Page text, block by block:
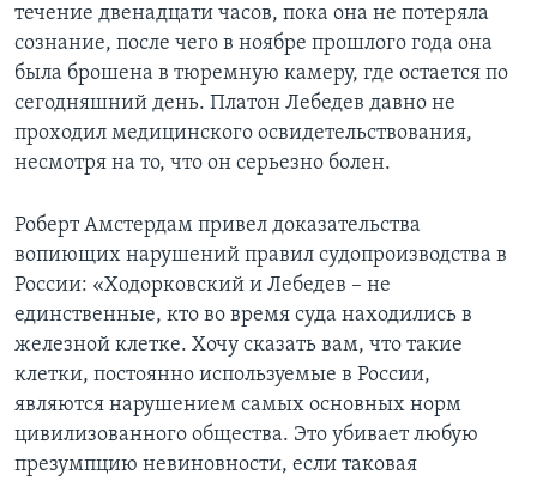
течение двенадцати часов, пока она не потеряла
сознание, после чего в ноябре прошлого года она
была брошена в тюремную камеру, где остается по
сегодняшний день. Платон Лебедев давно не
проходил медицинского освидетельствования,
несмотря на то, что он серьезно болен.
Роберт Амстердам привел доказательства
вопиющих нарушений правил судопроизводства в
России: «Ходорковский и Лебедев – не
единственные, кто во время суда находились в
железной клетке. Хочу сказать вам, что такие
клетки, постоянно используемые в России,
являются нарушением самых основных норм
цивилизованного общества. Это убивает любую
презумпцию невиновности, если таковая